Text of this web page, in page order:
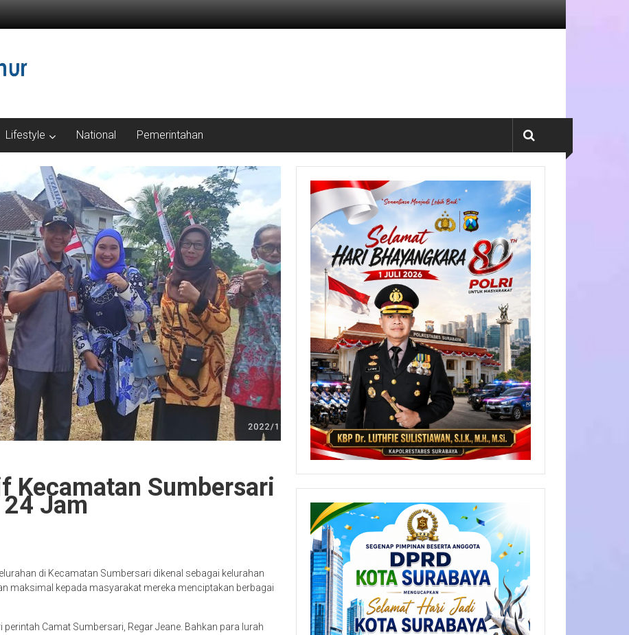
Lifestyle National Pemerintahan
Kecamatan Sumbersari
24 Jam
di Kecamatan Sumbersari dikenal sebagai kelurahan
maksimal kepada masyarakat mereka menciptakan berbagai
Camat Sumbersari, Regar Jeane. Bahkan para lurah